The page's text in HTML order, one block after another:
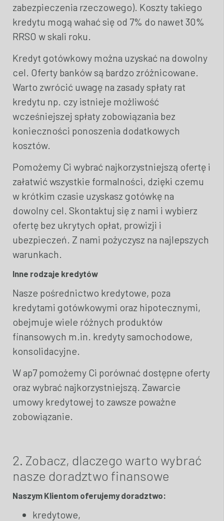
zabezpieczenia rzeczowego). Koszty takiego
kredytu mogą wahać się od 7% do nawet 30%
RRSO w skali roku.
Kredyt gotówkowy można uzyskać na dowolny
cel. Oferty banków są bardzo zróżnicowane.
Warto zwrócić uwagę na zasady spłaty rat
kredytu np. czy istnieje możliwość
wcześniejszej spłaty zobowiązania bez
konieczności ponoszenia dodatkowych
kosztów.
Pomożemy Ci wybrać najkorzystniejszą ofertę i
załatwić wszystkie formalności, dzięki czemu
w krótkim czasie uzyskasz gotówkę na
dowolny cel. Skontaktuj się z nami i wybierz
ofertę bez ukrytych opłat, prowizji i
ubezpieczeń. Z nami pożyczysz na najlepszych
warunkach.
Inne rodzaje kredytów
Nasze pośrednictwo kredytowe, poza
kredytami gotówkowymi oraz hipotecznymi,
obejmuje wiele różnych produktów
finansowych m.in. kredyty samochodowe,
konsolidacyjne.
W ap7 pomożemy Ci porównać dostępne oferty
oraz wybrać najkorzystniejszą. Zawarcie
umowy kredytowej to zawsze poważne
zobowiązanie.
2. Zobacz, dlaczego warto wybrać
nasze doradztwo finansowe
Naszym Klientom oferujemy doradztwo:
kredytowe,